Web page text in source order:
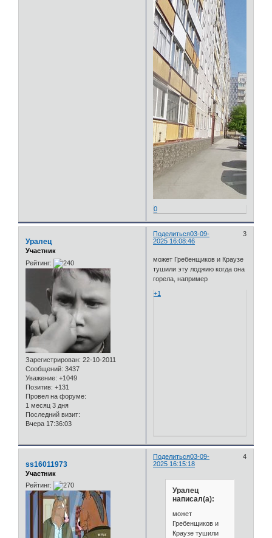
0
Поделиться 3
03-09-
2025 16:08:46
Уралец
Участник
Рейтинг:
Зарегистрирован: 22-10-2011
Сообщений: 3437
Уважение: +1049
Позитив: +131
Провел на форуме:
1 месяц 3 дня
Последний визит:
Вчера 17:36:03
может Гребенщиков и Краузе
тушили эту лоджию когда она
горела, например
+1
Поделиться 4
03-09-
2025 16:15:18
ss16011973
Участник
Рейтинг:
Уралец
написал(а):
может
Гребенщиков и
Краузе тушили